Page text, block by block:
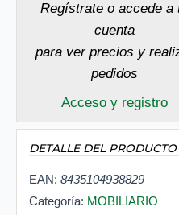
Regístrate o accede a
cuenta
para ver precios y
pedidos
Acceso y registro
DETALLE DEL PRODUCTO
EAN: 8435104938829
Categoría: MOBILIARIO